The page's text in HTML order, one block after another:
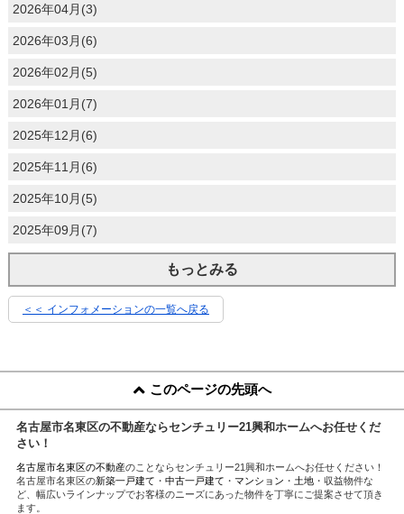
2026年04月(3)
2026年03月(6)
2026年02月(5)
2026年01月(7)
2025年12月(6)
2025年11月(6)
2025年10月(5)
2025年09月(7)
もっとみる
＜＜ インフォメーションの一覧へ戻る
このページの先頭へ
名古屋市名東区の不動産ならセンチュリー21興和ホームへお任せくだ
さい！
名古屋市名東区の不動産のことならセンチュリー21興和ホームへお任せください！
名古屋市名東区の新築一戸建て ・ 中古一戸建て ・ マンション ・ 土地・収益物件な
ど、幅広いラインナップでお客様のニーズにあった物件を丁寧にご提案させて頂き
ます。